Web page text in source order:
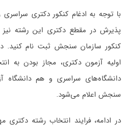
با توجه به ادغام کنکور دکتری سراسری
پذیرش در مقطع دکتری این رشته
کنکور سازمان سنجش ثبت نام کنید.
اولیه آزمون دکتری، مجاز بودن به
دانشگاه‌های سراسری و هم دانشگاه
سنجش اعلام می‌شود.
در ادامه، فرایند انتخاب رشته